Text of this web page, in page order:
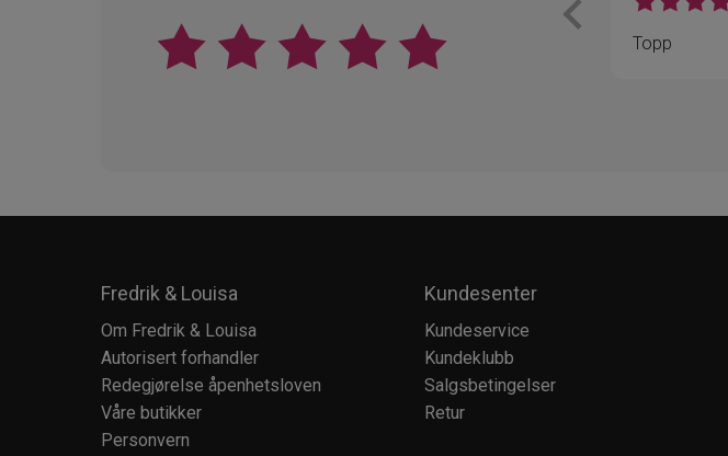
Topp
Fredrik & Louisa
Om Fredrik & Louisa
Autorisert forhandler
Redegjørelse åpenhetsloven
Våre butikker
Personvern
Kundesenter
Kundeservice
Kundeklubb
Salgsbetingelser
Retur